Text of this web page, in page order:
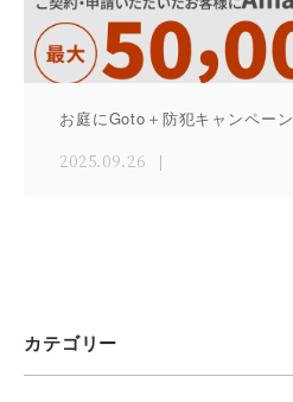
お庭にGoto＋防犯キャンペーン
2025.09.26
カテゴリー